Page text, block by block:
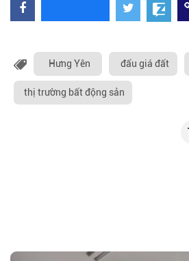
Hưng Yên đấu giá đất
thị trường bất động sản